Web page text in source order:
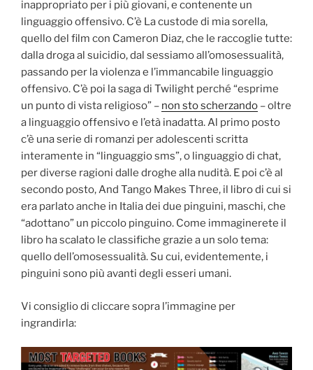
inappropriato per i più giovani, e contenente un
linguaggio offensivo. C’è La custode di mia sorella,
quello del film con Cameron Diaz, che le raccoglie tutte:
dalla droga al suicidio, dal sessiamo all’omosessualità,
passando per la violenza e l’immancabile linguaggio
offensivo. C’è poi la saga di Twilight perché “esprime
un punto di vista religioso” – non sto scherzando – oltre
a linguaggio offensivo e l’età inadatta. Al primo posto
c’è una serie di romanzi per adolescenti scritta
interamente in “linguaggio sms”, o linguaggio di chat,
per diverse ragioni dalle droghe alla nudità. E poi c’è al
secondo posto, And Tango Makes Three, il libro di cui si
era parlato anche in Italia dei due pinguini, maschi, che
“adottano” un piccolo pinguino. Come immaginerete il
libro ha scalato le classifiche grazie a un solo tema:
quello dell’omosessualità. Su cui, evidentemente, i
pinguini sono più avanti degli esseri umani.
Vi consiglio di cliccare sopra l’immagine per
ingrandirla: